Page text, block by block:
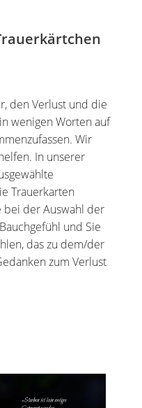
den Verlust und die
wenigen Worten auf
Wir
In unserer
Trauerkarten
bei der Auswahl der
und Sie
das zu dem/der
zum Verlust